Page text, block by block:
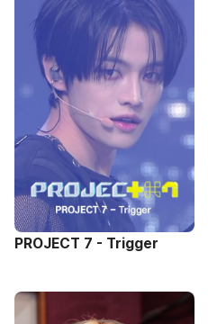
PROJECT 7 - Trigger